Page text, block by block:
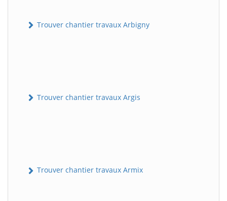
Trouver chantier travaux Arbigny
Trouver chantier travaux Argis
Trouver chantier travaux Armix